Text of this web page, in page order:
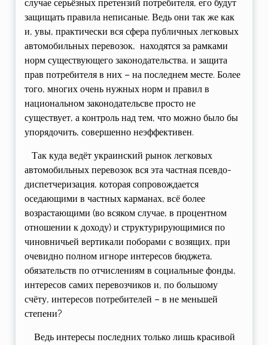
случае серьёзных претензий потребителя, его будут
защищать правила неписаные. Ведь они так же как
и, увы, практически вся сфера публичных легковых
автомобильных перевозок, находятся за рамками
норм существующего законодательства, и защита
прав потребителя в них – на последнем месте. Более
того, многих очень нужных норм и правил в
национальном законодательсве просто не
существует, а контроль над тем, что можно было бы
упорядочить, совершенно неэффективен.
Так куда ведёт украинский рынок легковых
автомобильных перевозок вся эта частная псевдо-
диспетчеризация, которая сопровождается
оседающими в частных карманах, всё более
возрастающими (во всяком случае, в процентном
отношении к доходу) и структурирующимися по
чиновничьей вертикали поборами с возящих, при
очевидно полном игноре интересов бюджета,
обязательств по отчислениям в социальные фонды,
интересов самих перевозчиков и, по большому
счёту, интересов потребителей – в не меньшей
степени?
Ведь интересы последних только лишь красивой